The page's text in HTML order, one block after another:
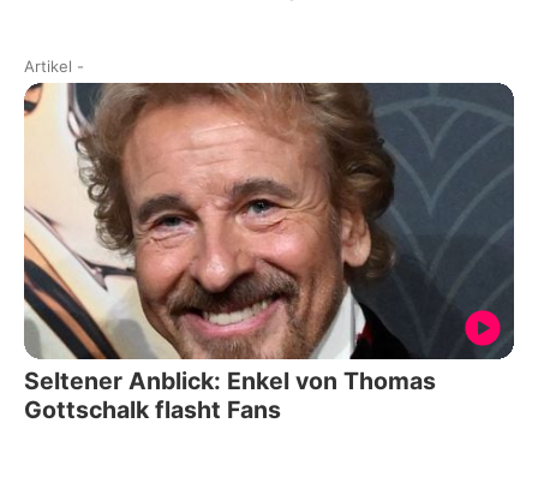
Artikel -
Seltener Anblick: Enkel von Thomas
Gottschalk flasht Fans